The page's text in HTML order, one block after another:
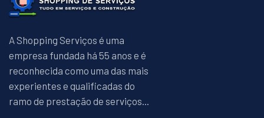
A Shopping Serviços é uma
empresa fundada há 55 anos e é
reconhecida como uma das mais
experientes e qualificadas do
ramo de prestação de serviços...